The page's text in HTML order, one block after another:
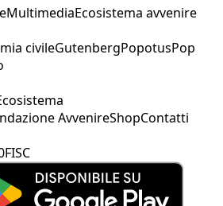
MultimediaEcosistema avvenire
civileGutenbergPopotusPop
AvvenireShopContatti
FISC